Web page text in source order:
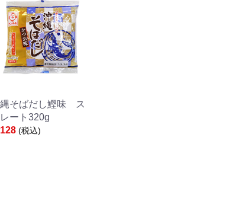
そばだし鰹味 ス
レート320g
(税込)